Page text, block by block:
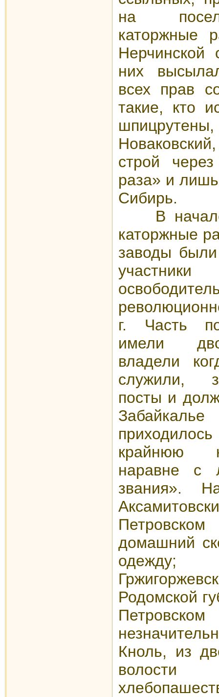
на
каторжные
Нерчинской
них
всех прав
такие, кто
строй
раза» и
Сибирь.
В начале
каторжные
заводы
г. Часть
имели
владели
служили,
посты и
крайнюю
наравне с
звания».
домашний
Родомской
Кноль, из